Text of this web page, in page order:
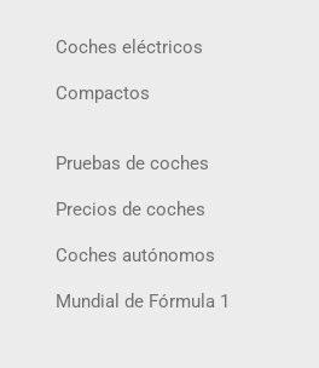
Coches eléctricos
Compactos
Pruebas de coches
Precios de coches
Coches autónomos
Mundial de Fórmula 1